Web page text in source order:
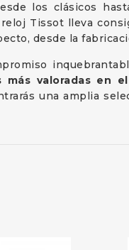
los clásicos
reloj Tissot lleva
desde la
valoradas en
una amplia